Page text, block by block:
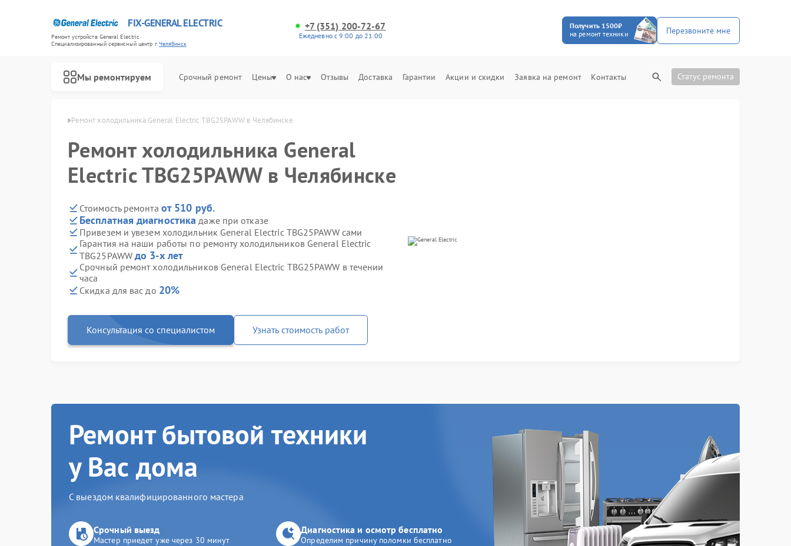
FIX-GENERAL ELECTRIC
Ремонт устройств General Electric
Специализированный cервисный центр г.Челябинск
+7 (351) 200-72-67
Ежедневно с 9:00 до 21:00
Получить 1500₽
на ремонт техники
Перезвоните мне
Мы ремонтируем Срочный ремонт Цены О нас Отзывы Доставка Гарантии Акции и скидки Заявка на ремонт Контакты Статус ремонта
Ремонт холодильника General Electric TBG25PAWW в Челябинске
Ремонт холодильника General
Electric TBG25PAWW в Челябинске
Стоимость ремонта от 510 руб.
Бесплатная диагностика даже при отказе
Привезем и увезем холодильник General Electric TBG25PAWW сами
Гарантия на наши работы по ремонту холодильников General Electric
TBG25PAWW до 3-х лет
Срочный ремонт холодильников General Electric TBG25PAWW в течении
часа
Скидка для вас до 20%
Консультация со специалистом Узнать стоимость работ
Ремонт бытовой техники
у Вас дома
С выездом квалифицированного мастера
Срочный выезд
Мастер приедет уже через 30 минут
Диагностика и осмотр бесплатно
Определим причину поломки бесплатно